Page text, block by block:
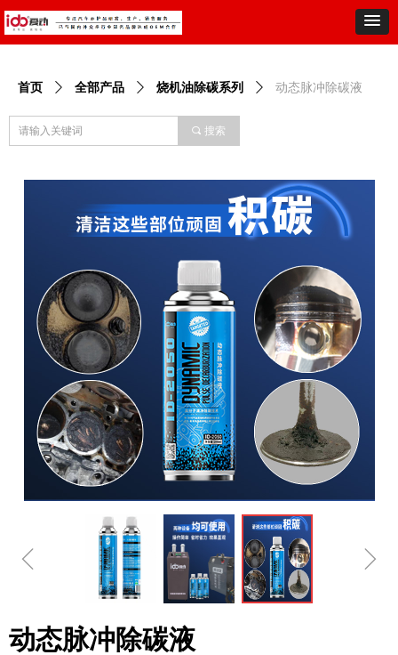
首页 ꄲ 全部产品 ꄲ 烧机油除碳系列 ꄲ 动态脉冲除碳液
ꁆ ꁇ
动态脉冲除碳液
끠 搜索